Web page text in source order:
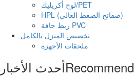
لوح أكريليك/PET
HPL (صفائح الضغط العالي)
ربط حافة PVC
تخصيص المنزل بالكامل
ملحقات الأجهزة
أحدث الأخبارRecommend